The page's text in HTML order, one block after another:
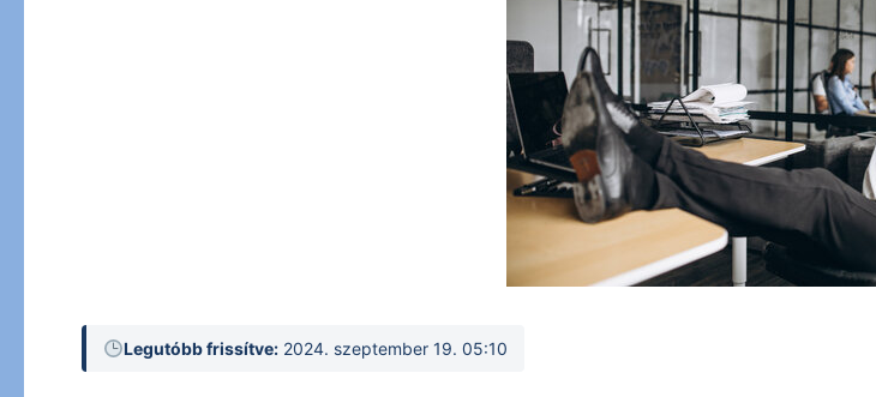
Legutóbb frissítve: 2024. szeptember 19. 05:10